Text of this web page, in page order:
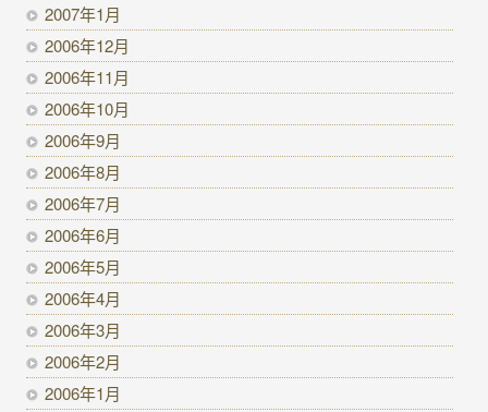
2007年1月
2006年12月
2006年11月
2006年10月
2006年9月
2006年8月
2006年7月
2006年6月
2006年5月
2006年4月
2006年3月
2006年2月
2006年1月